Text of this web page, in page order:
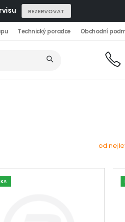
REZERVOVAT
Technický poradce Obchodní
od